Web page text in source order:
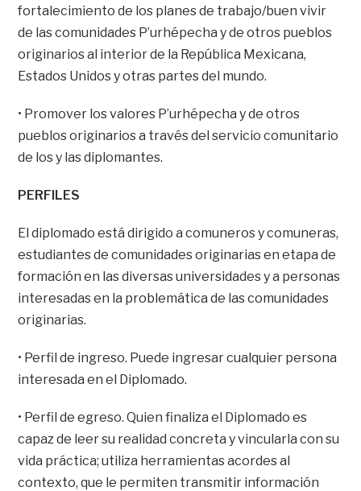
fortalecimiento de los planes de trabajo/buen vivir
de las comunidades P’urhépecha y de otros pueblos
originarios al interior de la República Mexicana,
Estados Unidos y otras partes del mundo.
• Promover los valores P’urhépecha y de otros
pueblos originarios a través del servicio comunitario
de los y las diplomantes.
PERFILES
El diplomado está dirigido a comuneros y comuneras,
estudiantes de comunidades originarias en etapa de
formación en las diversas universidades y a personas
interesadas en la problemática de las comunidades
originarias.
• Perfil de ingreso. Puede ingresar cualquier persona
interesada en el Diplomado.
• Perfil de egreso. Quien finaliza el Diplomado es
capaz de leer su realidad concreta y vincularla con su
vida práctica; utiliza herramientas acordes al
contexto, que le permiten transmitir información